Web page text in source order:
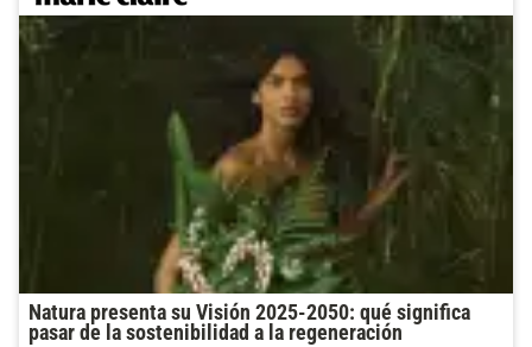
Natura presenta su Visión 2025-2050: qué significa
pasar de la sostenibilidad a la regeneración